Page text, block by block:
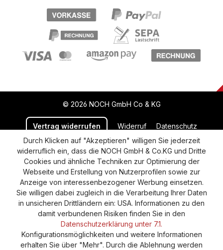
© 2026 NOCH GmbH Co & KG
Vertrag widerrufen Widerruf Datenschutz
Versand und Zahlung AGB
Impressum
Cookie-Einstellungen
Barrierefreiheitserklärung
Durch Klicken auf "Akzeptieren" willigen Sie jederzeit
widerruflich ein, dass die NOCH GmbH & Co.KG und Dritte
Cookies und ähnliche Techniken zur Optimierung der
Webseite und Erstellung von Nutzerprofilen sowie zur
Anzeige von interessenbezogener Werbung einsetzen.
Sie willigen dabei zugleich in die Verarbeitung Ihrer Daten
in unsicheren Drittländern ein: USA. Informationen zu den
damit verbundenen Risiken finden Sie in den
Datenschutzerklärung unter 7.1.
Konfigurationsmöglichkeiten und weitere Informationen
erhalten Sie über "Mehr". Durch die Ablehnung werden